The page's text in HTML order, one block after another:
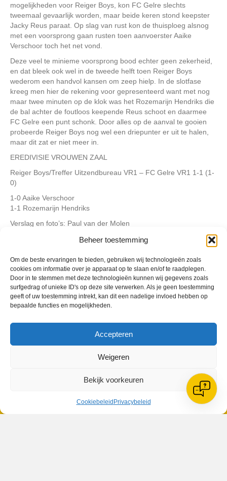
Beheer toestemming
Om de beste ervaringen te bieden, gebruiken wij technologieën zoals
cookies om informatie over je apparaat op te slaan en/of te raadplegen.
Door in te stemmen met deze technologieën kunnen wij gegevens zoals
surfgedrag of unieke ID's op deze site verwerken. Als je geen toestemming
geeft of uw toestemming intrekt, kan dit een nadelige invloed hebben op
bepaalde functies en mogelijkheden.
Accepteren
Weigeren
Bekijk voorkeuren
Cookiebeleid Privacybeleid
mogelijkheden voor Reiger Boys, kon FC Gelre slechts
tweemaal gevaarlijk worden, maar beide keren stond keepster
Jacky Reus paraat. Op slag van rust kon de thuisploeg alsnog
met een voorsprong gaan rusten toen aanvoerster Aaike
Verschoor toch het net vond.
Deze veel te minieme voorsprong bood echter geen zekerheid,
en dat bleek ook wel in de tweede helft toen Reiger Boys
wederom een handvol kansen om zeep hielp. In de slotfase
kreeg men hier de rekening voor gepresenteerd want met nog
maar twee minuten op de klok was het Rozemarijn Hendriks die
de bal achter de foutloos keepende Reus schoot en daarmee
FC Gelre een punt schonk. Door alles op de aanval te gooien
probeerde Reiger Boys nog wel een driepunter er uit te halen,
maar dit zat er niet meer in.
EREDIVISIE VROUWEN ZAAL
Reiger Boys/Treffer Uitzendbureau VR1 – FC Gelre VR1 1-1 (1-
0)
1-0 Aaike Verschoor
1-1 Rozemarijn Hendriks
Verslag en foto’s: Paul van der Molen
Geplaatst inBerichten seizoen 2016-2017
De Wending, Lotte Beesedijk 1